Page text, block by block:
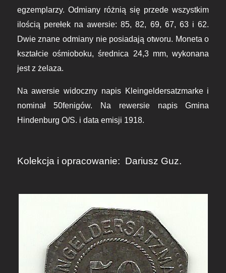
egzemplarzy. Odmiany różnią się przede wszystkim
ilością perełek na awersie: 85, 82, 69, 67, 63 i 62.
Dwie znane odmiany nie posiadają otworu. Moneta o
kształcie ośmioboku, średnica 24,3 mm, wykonana
jest z żelaza.
Na awersie widoczny napis Kleingeldersatzmarke i
nominał 50fenigów. Na rewersie napis Gmina
Hindenburg O/S. i data emisji 1918.
Kolekcja i opracowanie: Dariusz Guz.